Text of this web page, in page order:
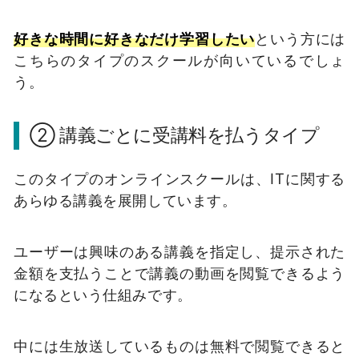
好きな時間に好きなだけ学習したいという方には
こちらのタイプのスクールが向いているでしょ
う。
② 講義ごとに受講料を払うタイプ
このタイプのオンラインスクールは、ITに関する
あらゆる講義を展開しています。
ユーザーは興味のある講義を指定し、提示された
金額を支払うことで講義の動画を閲覧できるよう
になるという仕組みです。
中には生放送しているものは無料で閲覧できると